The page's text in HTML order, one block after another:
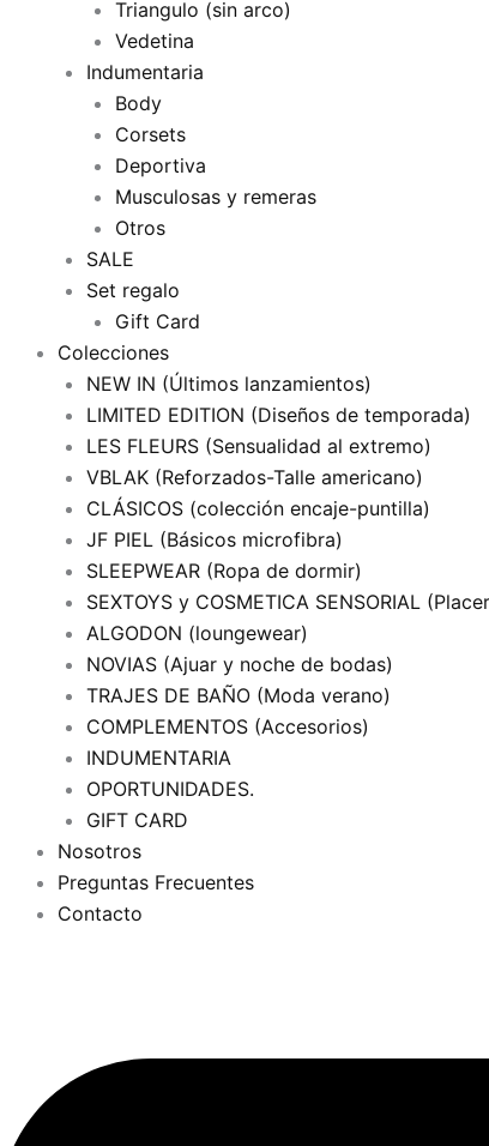
Triangulo (sin arco)
Vedetina
Indumentaria
Body
Corsets
Deportiva
Musculosas y remeras
Otros
SALE
Set regalo
Gift Card
Colecciones
NEW IN (Últimos lanzamientos)
LIMITED EDITION (Diseños de temporada)
LES FLEURS (Sensualidad al extremo)
VBLAK (Reforzados-Talle americano)
CLÁSICOS (colección encaje-puntilla)
JF PIEL (Básicos microfibra)
SLEEPWEAR (Ropa de dormir)
SEXTOYS y COSMETICA SENSORIAL
ALGODON (loungewear)
NOVIAS (Ajuar y noche de bodas)
TRAJES DE BAÑO (Moda verano)
COMPLEMENTOS (Accesorios)
INDUMENTARIA
OPORTUNIDADES.
GIFT CARD
Nosotros
Preguntas Frecuentes
Contacto